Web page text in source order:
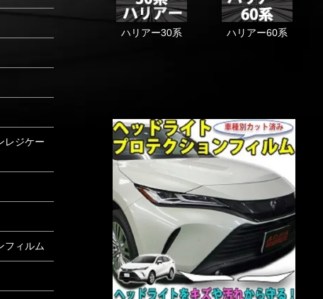
ハリアー30系 ハリアー60系
レジケー
フィルム